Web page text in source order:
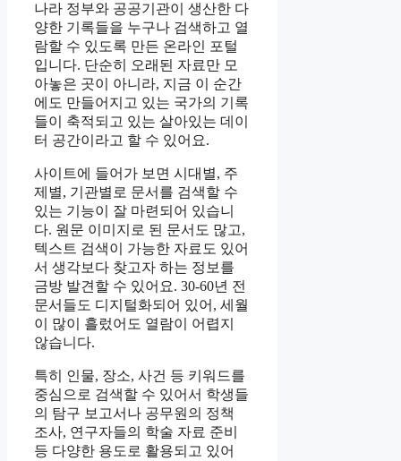
나라 정부와 공공기관이 생산한 다
양한 기록들을 누구나 검색하고 열
람할 수 있도록 만든 온라인 포털
입니다. 단순히 오래된 자료만 모
아놓은 곳이 아니라, 지금 이 순간
에도 만들어지고 있는 국가의 기록
들이 축적되고 있는 살아있는 데이
터 공간이라고 할 수 있어요.
사이트에 들어가 보면 시대별, 주
제별, 기관별로 문서를 검색할 수
있는 기능이 잘 마련되어 있습니
다. 원문 이미지로 된 문서도 많고,
텍스트 검색이 가능한 자료도 있어
서 생각보다 찾고자 하는 정보를
금방 발견할 수 있어요. 30-60년 전
문서들도 디지털화되어 있어, 세월
이 많이 흘렀어도 열람이 어렵지
않습니다.
특히 인물, 장소, 사건 등 키워드를
중심으로 검색할 수 있어서 학생들
의 탐구 보고서나 공무원의 정책
조사, 연구자들의 학술 자료 준비
등 다양한 용도로 활용되고 있어